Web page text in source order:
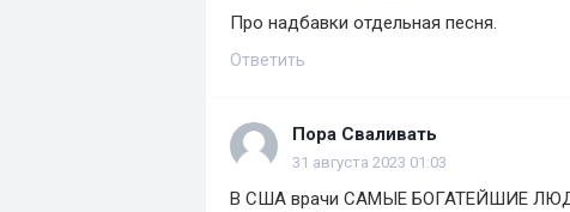
Про надбавки отдельная песня.
Ответить
Пора Сваливать
31 августа 2023 01:03
В США врачи САМЫЕ БОГАТЕЙШИЕ